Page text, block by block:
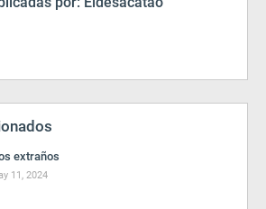
extraños
11, 2024